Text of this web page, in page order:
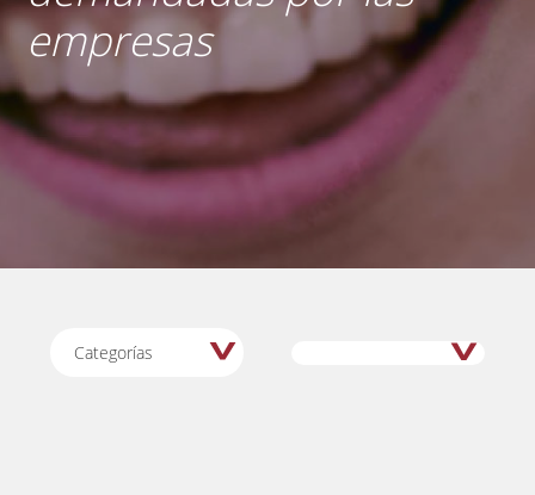
empresas
Categorías